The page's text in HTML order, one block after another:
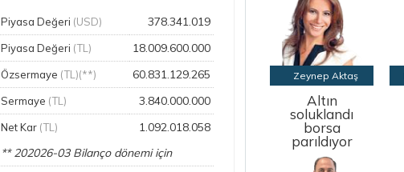
Piyasa Değeri (USD) 378.341.019
Piyasa Değeri (TL) 18.009.600.000
Özsermaye (TL)(**) 60.831.129.265
Sermaye (TL) 3.840.000.000
Net Kar (TL)
1.092.018.058
** 202026-03 Bilanço dönemi için
Zeynep Aktaş
Altın
soluklandı
borsa
parıldıyor